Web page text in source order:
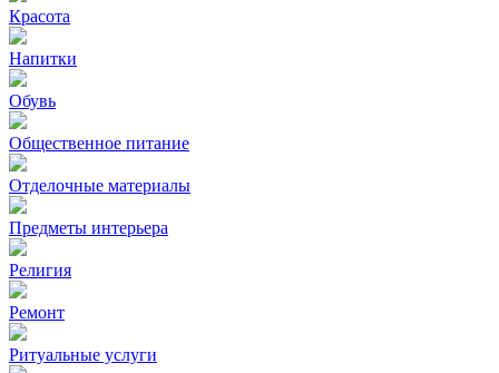
Красота
Напитки
Обувь
Общественное питание
Отделочные материалы
Предметы интерьера
Религия
Ремонт
Ритуальные услуги